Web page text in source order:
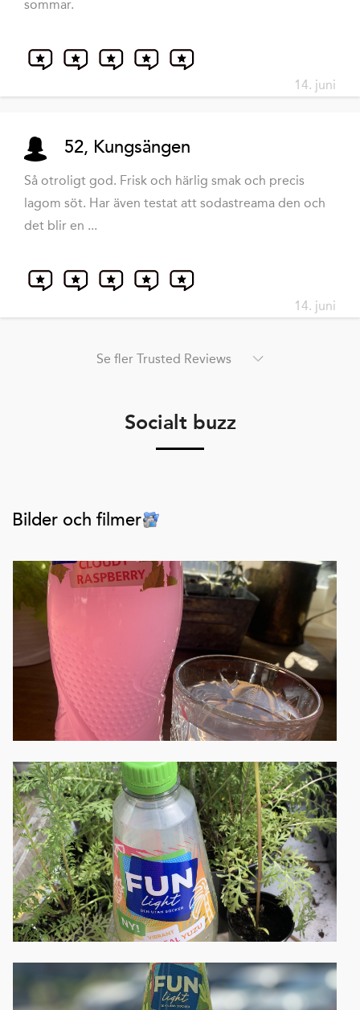
sommar.
14. juni
52, Kungsängen
Så otroligt god. Frisk och härlig smak och precis
lagom söt. Har även testat att sodastreama den och
det blir en ...
14. juni
Se fler Trusted Reviews
Socialt buzz
Bilder och filmer